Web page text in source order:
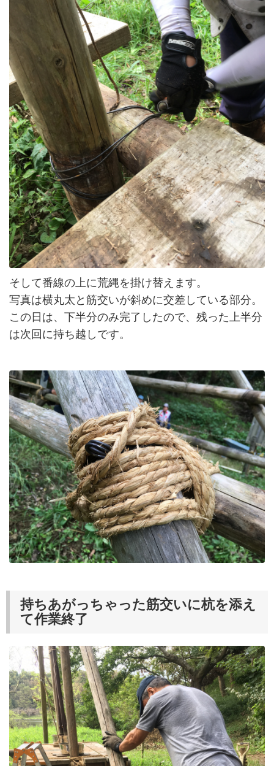
そして番線の上に荒縄を掛け替えます。
写真は横丸太と筋交いが斜めに交差している部分。
この日は、下半分のみ完了したので、残った上半分
は次回に持ち越しです。
持ちあがっちゃった筋交いに杭を添え
て作業終了